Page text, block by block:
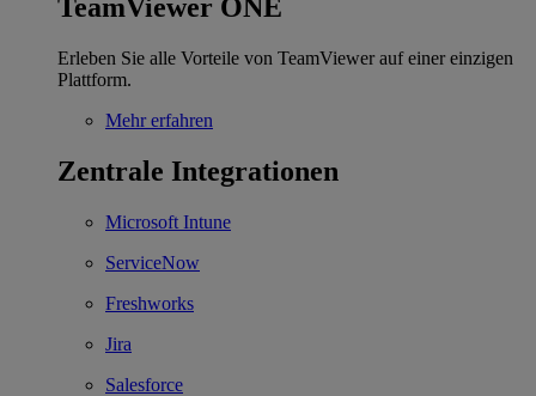
TeamViewer ONE
Erleben Sie alle Vorteile von TeamViewer auf einer einzigen
Plattform.
Mehr erfahren
Zentrale Integrationen
Microsoft Intune
ServiceNow
Freshworks
Jira
Salesforce